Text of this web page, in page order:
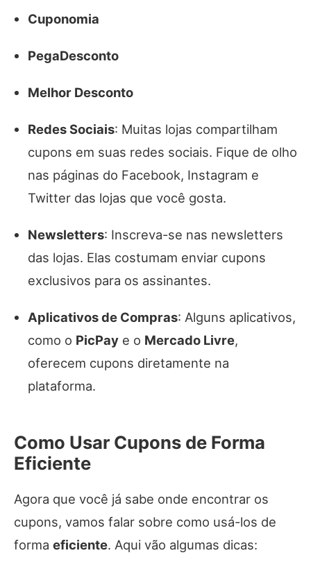
Cuponomia
PegaDesconto
Melhor Desconto
Redes Sociais: Muitas lojas compartilham
cupons em suas redes sociais. Fique de olho
nas páginas do Facebook, Instagram e
Twitter das lojas que você gosta.
Newsletters: Inscreva-se nas newsletters
das lojas. Elas costumam enviar cupons
exclusivos para os assinantes.
Aplicativos de Compras: Alguns aplicativos,
como o PicPay e o Mercado Livre,
oferecem cupons diretamente na
plataforma.
Como Usar Cupons de Forma
Eficiente
Agora que você já sabe onde encontrar os
cupons, vamos falar sobre como usá-los de
forma eficiente. Aqui vão algumas dicas: